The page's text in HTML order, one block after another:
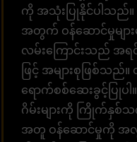
ကို အသုံးပြုနိုင်ပါသည်။
အတွက် ဝန်ဆောင်မှုမျာ
လမ်းကြောင်းသည် အရ
ဖြင့် အများစုဖြစ်သည်
ရောက်စစ်ဆေးခွင့်ပ
ဂိမ်းများကို ကြိုက်နှစ်
အတူ ဝန်ဆောင်မှုကို အ